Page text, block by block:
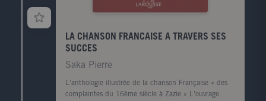
LA CHANSON FRANCAISE A TRAVERS SES
SUCCES
Saka Pierre
L'anthologie illustrée de la chanson Française « des
complaintes du 16ème siècle à Zazie » L'ouvrage